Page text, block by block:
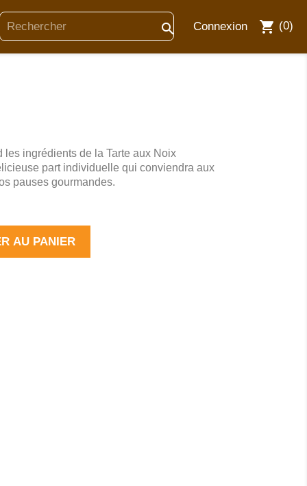
 Connexion shopping_cart (0)
les ingrédients de la Tarte aux Noix
part individuelle qui conviendra aux
pauses gourmandes.
AU PANIER